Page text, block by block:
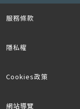
服務條款
隱私權
Cookies政策
網站導覽